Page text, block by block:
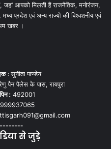
जहां आपको मिलती हैं राजनैतिक, मनोरंजन,
एवं अन्य राज्यो की विश्वशनीय एवं
खबर ।
:सुनीता पाण्डेय
पैन पैलेस के पास, रायपुरा
पिन : 492001
से जुड़े